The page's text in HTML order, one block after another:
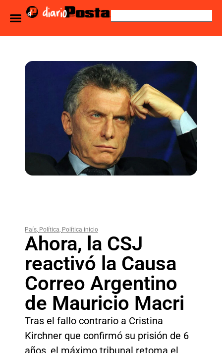
País, Política, Política inicio
Ahora, la CSJ
reactivó la Causa
Correo Argentino
de Mauricio Macri
Tras el fallo contrario a Cristina
Kirchner que confirmó su prisión de 6